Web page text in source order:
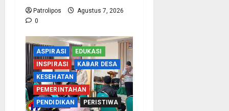
Patrolipos
Agustus 7, 2026
0
ASPIRASI
EDUKASI
INSPIRASI
KABAR DESA
KESEHATAN
PEMERINTAHAN
PENDIDIKAN
PERISTIWA